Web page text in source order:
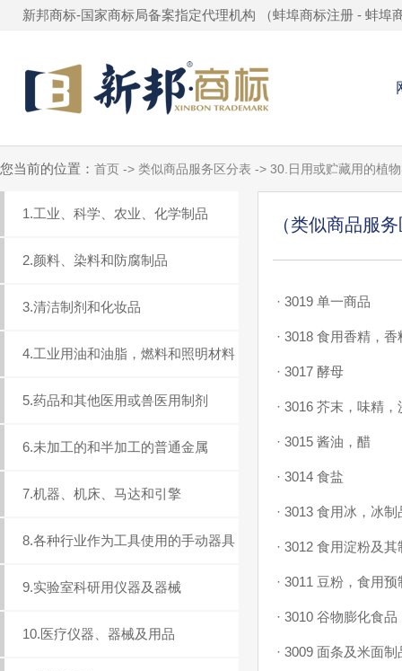
新邦商标-国家商标局备案指定代理机构 （蚌埠商标注册 - 蚌埠
您当前的位置： 首页 -> 类似商品服务区分表 -> 30.日用或贮藏用的植
1.工业、科学、农业、化学制品
2.颜料、染料和防腐制品
3.清洁制剂和化妆品
4.工业用油和油脂，燃料和照明材料
5.药品和其他医用或兽医用制剂
6.未加工的和半加工的普通金属
7.机器、机床、马达和引擎
8.各种行业作为工具使用的手动器具
9.实验室科研用仪器及器械
10.医疗仪器、器械及用品
（类似商品服
· 3019 单一商品
· 3018 食用香精，香
· 3017 酵母
· 3016 芥末，味精
· 3015 酱油，醋
· 3014 食盐
· 3013 食用冰，冰制
· 3012 食用淀粉及其
· 3011 豆粉，食用预
· 3010 谷物膨化食品
· 3009 面条及米面制